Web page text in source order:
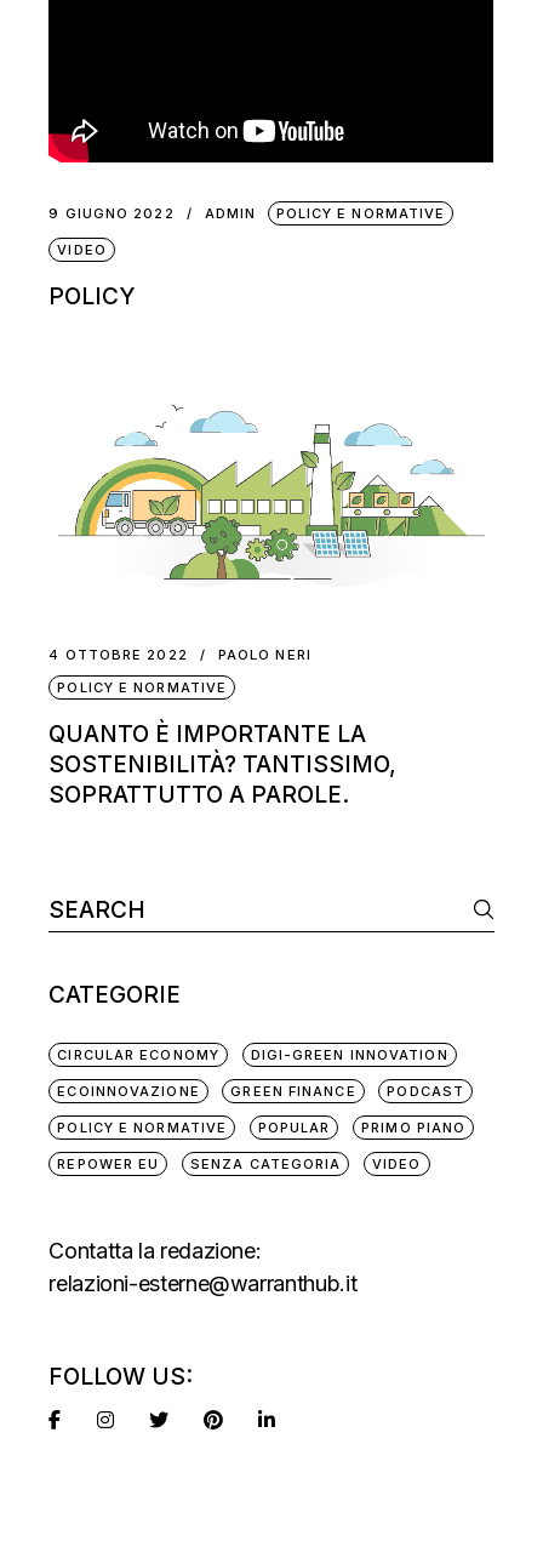
9 GIUGNO 2022 ADMIN POLICY E NORMATIVE
VIDEO
POLICY
4 OTTOBRE 2022
PAOLO NERI
POLICY E NORMATIVE
QUANTO È IMPORTANTE LA
SOSTENIBILITÀ? TANTISSIMO,
SOPRATTUTTO A PAROLE.
CATEGORIE
CIRCULAR ECONOMY DIGI-GREEN INNOVATION
ECOINNOVAZIONE GREEN FINANCE PODCAST
POLICY E NORMATIVE POPULAR PRIMO PIANO
REPOWER EU SENZA CATEGORIA VIDEO
Contatta la redazione:
relazioni-esterne@warranthub.it
FOLLOW US: